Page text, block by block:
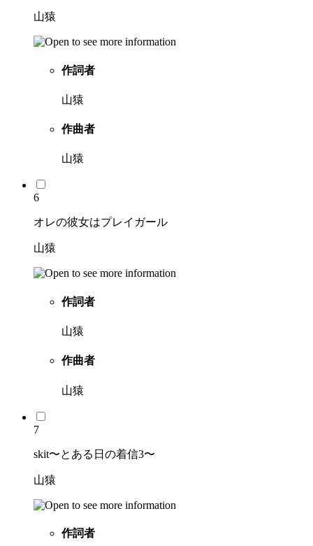
山猿
作詞者
山猿
作曲者
山猿
6
オレの彼女はプレイガール
山猿
作詞者
山猿
作曲者
山猿
7
skit〜とある日の着信3〜
山猿
作詞者